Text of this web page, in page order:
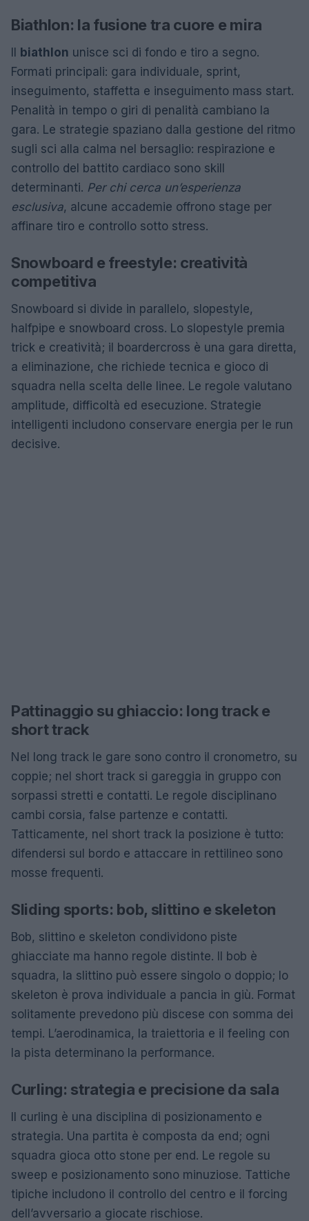
Biathlon: la fusione tra cuore e mira
biathlon unisce sci di fondo e tiro a segno.
Formati principali: gara individuale, sprint,
inseguimento, staffetta e inseguimento mass start.
Penalità in tempo o giri di penalità cambiano la
gara. Le strategie spaziano dalla gestione del ritmo
sugli sci alla calma nel bersaglio: respirazione e
controllo del battito cardiaco sono skill
determinanti. Per chi cerca un’esperienza
esclusiva, alcune accademie offrono stage per
affinare tiro e controllo sotto stress.
Snowboard e freestyle: creatività
competitiva
Snowboard si divide in parallelo, slopestyle,
halfpipe e snowboard cross. Lo slopestyle premia
trick e creatività; il boardercross è una gara diretta,
a eliminazione, che richiede tecnica e gioco di
squadra nella scelta delle linee. Le regole valutano
amplitude, difficoltà ed esecuzione. Strategie
intelligenti includono conservare energia per le run
decisive.
Pattinaggio su ghiaccio: long track e
short track
Nel long track le gare sono contro il cronometro, su
coppie; nel short track si gareggia in gruppo con
sorpassi stretti e contatti. Le regole disciplinano
cambi corsia, false partenze e contatti.
Tatticamente, nel short track la posizione è tutto:
difendersi sul bordo e attaccare in rettilineo sono
mosse frequenti.
Sliding sports: bob, slittino e skeleton
Bob, slittino e skeleton condividono piste
ghiacciate ma hanno regole distinte. Il bob è
squadra, la slittino può essere singolo o doppio; lo
skeleton è prova individuale a pancia in giù. Format
solitamente prevedono più discese con somma dei
tempi. L’aerodinamica, la traiettoria e il feeling con
la pista determinano la performance.
Curling: strategia e precisione da sala
Il curling è una disciplina di posizionamento e
strategia. Una partita è composta da end; ogni
squadra gioca otto stone per end. Le regole su
sweep e posizionamento sono minuziose. Tattiche
tipiche includono il controllo del centro e il forcing
dell’avversario a giocate rischiose.